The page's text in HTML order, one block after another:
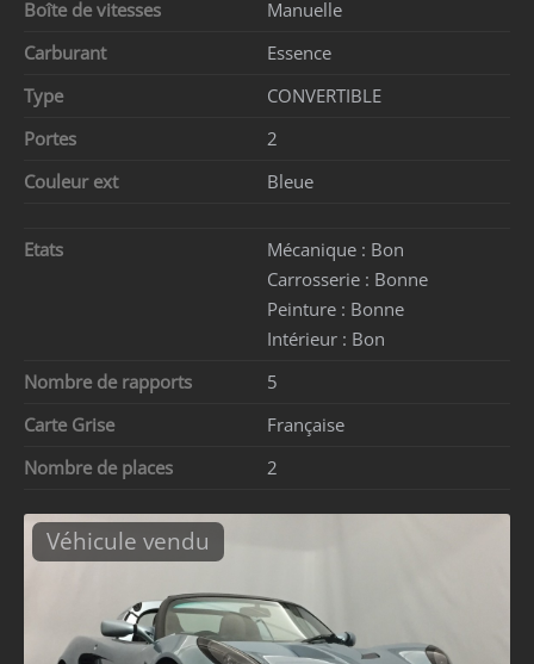
Boîte de vitesses
Manuelle
Carburant
Essence
Type
CONVERTIBLE
Portes
2
Couleur ext
Bleue
Etats Mécanique : Bon
Carrosserie : Bonne
Peinture : Bonne
Intérieur : Bon
Nombre de rapports
5
Carte Grise
Française
Nombre de places
2
Véhicule vendu